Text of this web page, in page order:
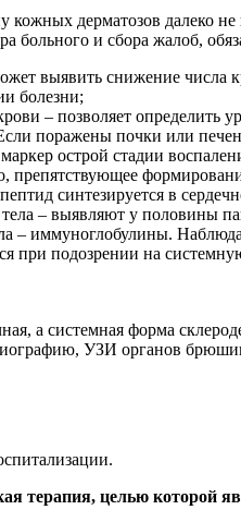
дерматозов далеко
больного и сбора жалоб,
выявить снижение числа
болезни;
– позволяет определить
поражены почки или
острой стадии
препятствующее
синтезируется в
– выявляют у половины
– иммуноглобулины.
при подозрении на
а системная форма
УЗИ органов
терапия, целью которой